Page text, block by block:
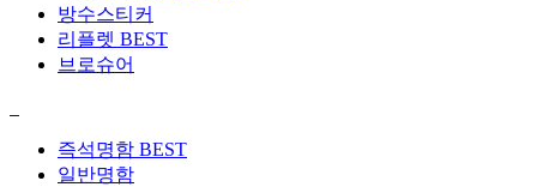
방수스티커
리플렛 BEST
브로슈어
즉석명함 BEST
일반명함